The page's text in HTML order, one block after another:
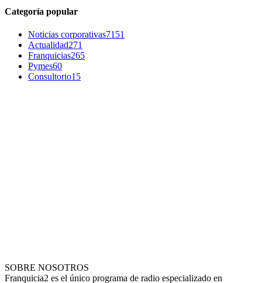
Categoría popular
Noticias corporativas7151
Actualidad271
Franquicias265
Pymes60
Consultorio15
SOBRE NOSOTROS
Franquicia2 es el único programa de radio especializado en